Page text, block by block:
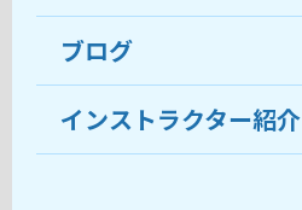
目的から講座を探す
教室ブログ
受講までの流れ
よくあるご質問
ブログ
インストラクター紹介